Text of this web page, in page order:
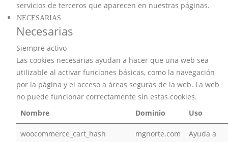
servicios de terceros que aparecen en nuestras páginas.
NECESARIAS
Necesarias
Siempre activo
Las cookies necesarias ayudan a hacer que una web sea
utilizable al activar funciones básicas, como la navegación
por la página y el acceso a áreas seguras de la web. La web
no puede funcionar correctamente sin estas cookies.
Nombre
Dominio Uso
woocommerce_cart_hash mgnorte.com
Ayuda a